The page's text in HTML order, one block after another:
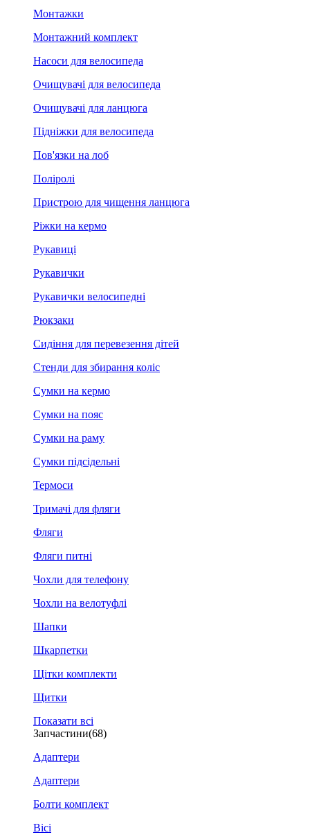
Монтажки
Монтажний комплект
Насоси для велосипеда
Очищувачі для велосипеда
Очищувачі для ланцюга
Підніжки для велосипеда
Пов'язки на лоб
Поліролі
Пристрою для чищення ланцюга
Ріжки на кермо
Рукавиці
Рукавички
Рукавички велосипедні
Рюкзаки
Сидіння для перевезення дітей
Стенди для збирання коліс
Сумки на кермо
Сумки на пояс
Сумки на раму
Сумки підсідельні
Термоси
Тримачі для фляги
Фляги
Фляги питні
Чохли для телефону
Чохли на велотуфлі
Шапки
Шкарпетки
Щітки комплекти
Щитки
Показати всі
Запчастини(68)
Адаптери
Адаптери
Болти комплект
Вісі